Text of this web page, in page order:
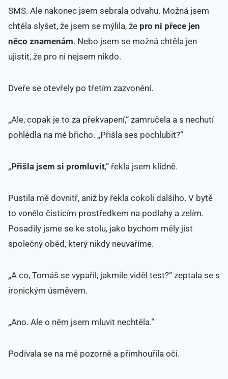
SMS. Ale nakonec jsem sebrala odvahu. Možná jsem
chtěla slyšet, že jsem se mýlila, že pro ni přece jen
něco znamenám. Nebo jsem se možná chtěla jen
ujistit, že pro ni nejsem nikdo.
Dveře se otevřely po třetím zazvonění.
„Ale, copak je to za překvapení,“ zamručela a s nechutí
pohlédla na mé břicho. „Přišla ses pochlubit?“
„Přišla jsem si promluvit,“ řekla jsem klidně.
Pustila mě dovnitř, aniž by řekla cokoli dalšího. V bytě
to vonělo čisticím prostředkem na podlahy a zelím.
Posadily jsme se ke stolu, jako bychom měly jíst
společný oběd, který nikdy neuvaříme.
„A co, Tomáš se vypařil, jakmile viděl test?“ zeptala se s
ironickým úsměvem.
„Ano. Ale o něm jsem mluvit nechtěla.“
Podívala se na mě pozorně a přimhouřila oči.